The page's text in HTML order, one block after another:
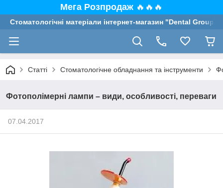
Мега Розпродаж 🔥🔥🔥
Стоматологічні матеріали інтернет-магазин "Dental Group"
Статті Стоматологічне обладнання та інструменти
Фотополімерні лампи – види, особливості, переваги
07.04.2017